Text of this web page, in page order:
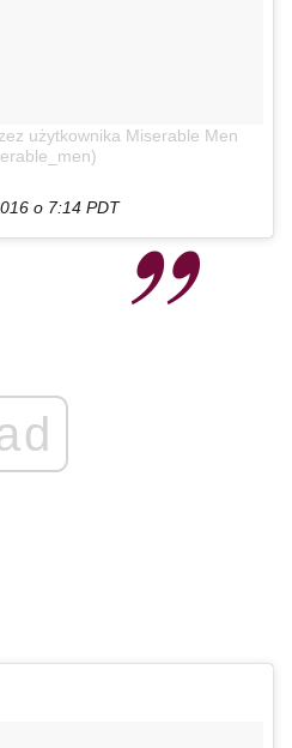
użytkownika Miserable Men
o 7:14 PDT